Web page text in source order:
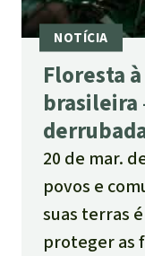
Floresta
brasileira
20 de mar.
povos e
suas terras
proteger as